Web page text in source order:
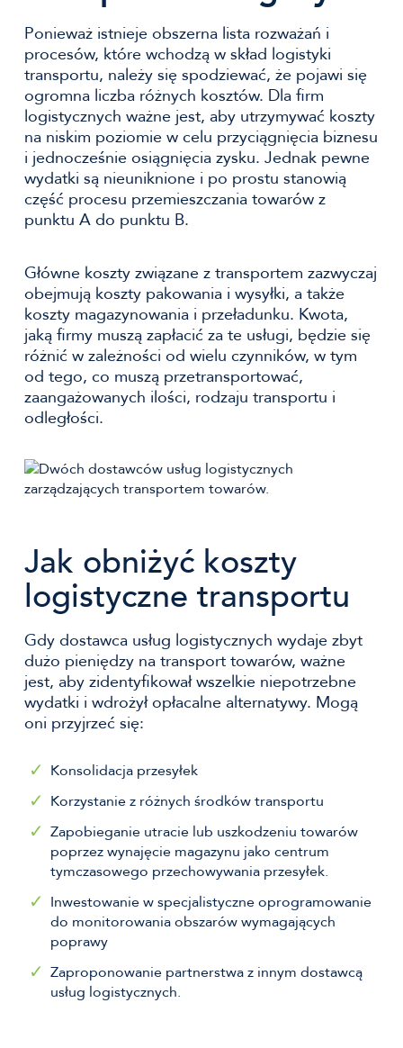
Ponieważ istnieje obszerna lista rozważań i
procesów, które wchodzą w skład logistyki
transportu, należy się spodziewać, że pojawi się
ogromna liczba różnych kosztów. Dla firm
logistycznych ważne jest, aby utrzymywać koszty
na niskim poziomie w celu przyciągnięcia biznesu
i jednocześnie osiągnięcia zysku. Jednak pewne
wydatki są nieuniknione i po prostu stanowią
część procesu przemieszczania towarów z
punktu A do punktu B.
Główne koszty związane z transportem zazwyczaj
obejmują koszty pakowania i wysyłki, a także
koszty magazynowania i przeładunku. Kwota,
jaką firmy muszą zapłacić za te usługi, będzie się
różnić w zależności od wielu czynników, w tym
od tego, co muszą przetransportować,
zaangażowanych ilości, rodzaju transportu i
odległości.
Jak obniżyć koszty
logistyczne transportu
Gdy dostawca usług logistycznych wydaje zbyt
dużo pieniędzy na transport towarów, ważne
jest, aby zidentyfikował wszelkie niepotrzebne
wydatki i wdrożył opłacalne alternatywy. Mogą
oni przyjrzeć się:
Konsolidacja przesyłek
Korzystanie z różnych środków transportu
Zapobieganie utracie lub uszkodzeniu towarów
poprzez wynajęcie magazynu jako centrum
tymczasowego przechowywania przesyłek.
Inwestowanie w specjalistyczne oprogramowanie
do monitorowania obszarów wymagających
poprawy
Zaproponowanie partnerstwa z innym dostawcą
usług logistycznych.